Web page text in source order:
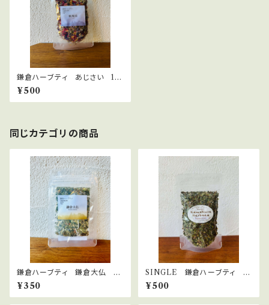
鎌倉ハーブティ あじさい 10
ｇ
¥500
同じカテゴリの商品
鎌倉ハーブティ 鎌倉大仏
【ティーバッグ】1.5g×2bags
¥350
SINGLE 鎌倉ハーブティ ペ
パーミント 15ｇ
¥500